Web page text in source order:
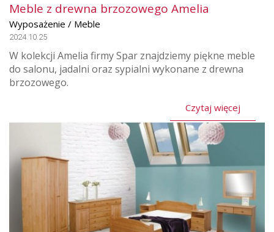
Meble z drewna brzozowego Amelia
Wyposażenie / Meble
2024.10.25
W kolekcji Amelia firmy Spar znajdziemy piękne meble
do salonu, jadalni oraz sypialni wykonane z drewna
brzozowego.
Czytaj więcej